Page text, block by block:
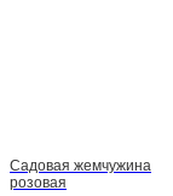
Садовая жемчужина
розовая